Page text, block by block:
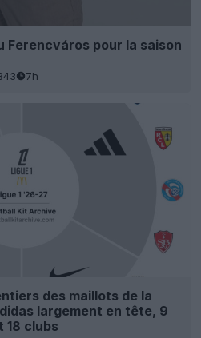
Ferencváros pour la saison
7h
des maillots de la
largement en tête, 9
18 clubs